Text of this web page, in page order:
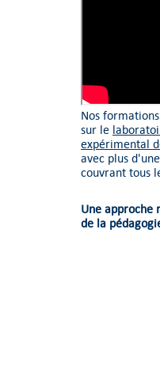
Nos
sur le
expérimental
avec plus
couvrant tous
Une approche
de la